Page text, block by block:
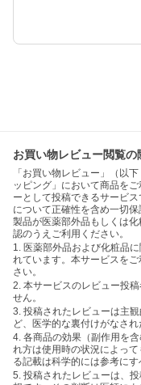
お買い物レビュー閲覧の
「お買い物レビュー」（以
ッピング」において商品を
ーとして投稿できるサービ
について正確性を含め一切
製品が医薬部外品もしくは
認のうえご利用ください。
1. 医薬部外品および化粧品
れています。本サービスを
さい。
2. 本サービスのレビュー投
せん。
3. 投稿されたレビューは主
ど、医学的な裏付けがなされ
4. 各商品の効果（副作用を
れ方は使用時の状況によっ
る記載は科学的には参考にす
5. 投稿されたレビューは、